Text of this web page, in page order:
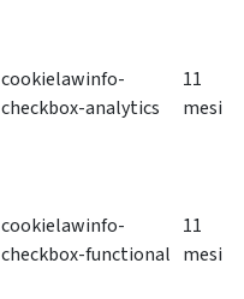
cookielawinfo-
checkbox-analytics
11
mesi
cookielawinfo-
checkbox-functional
11
mesi